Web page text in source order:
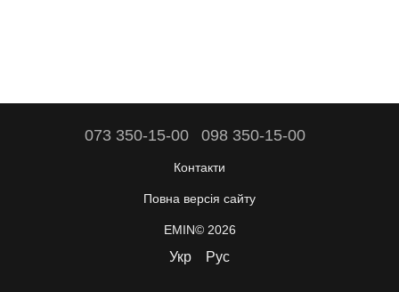
073 350-15-00 098 350-15-00
Контакти
Повна версія сайту
EMIN© 2026
Укр Рус